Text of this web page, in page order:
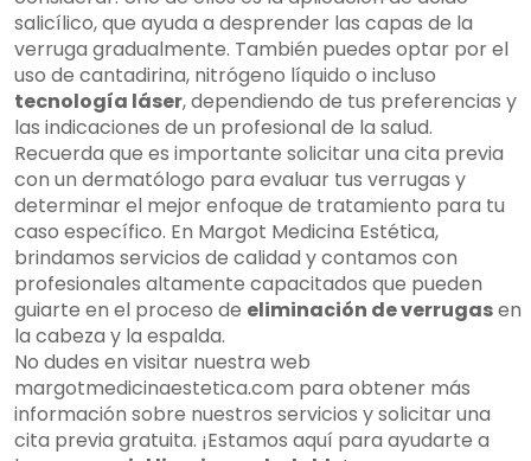
salicílico, que ayuda a desprender las capas de la
verruga gradualmente. También puedes optar por el
uso de cantadirina, nitrógeno líquido o incluso
tecnología láser, dependiendo de tus preferencias y
las indicaciones de un profesional de la salud.
Recuerda que es importante solicitar una cita previa
con un dermatólogo para evaluar tus verrugas y
determinar el mejor enfoque de tratamiento para tu
caso específico. En Margot Medicina Estética,
brindamos servicios de calidad y contamos con
profesionales altamente capacitados que pueden
guiarte en el proceso de eliminación de verrugasen
la cabeza y la espalda.
No dudes en visitar nuestra web
margotmedicinaestetica.com para obtener más
información sobre nuestros servicios y solicitar una
cita previa gratuita. ¡Estamos aquí para ayudarte a